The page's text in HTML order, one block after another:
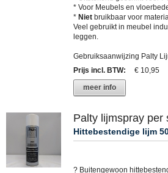
* Voor Meubels en
* Niet bruikbaar voor
Veel gebruikt in meubel
leggen.
Gebruiksaanwijzing Palty
Prijs incl. BTW:
€ 10,95
meer info
Palty lijmspray per
Hittebestendige lijm
? Buitengewoon